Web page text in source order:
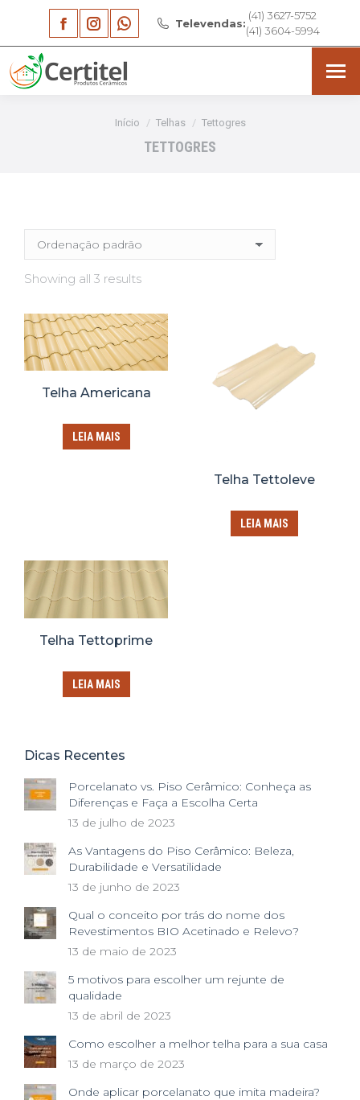
Facebook
page
opens
Instagram
page
opens
Whatsapp
page
new
Televendas:
(41) 3627-5752
(41) 3604-5994
Você está aqui:
Início Telhas Tettogres
TETTOGRES
Showing all 3 results
Telha Americana
LEIA MAIS
Telha Tettoleve
LEIA MAIS
Telha Tettoprime
LEIA MAIS
Dicas Recentes
Porcelanato vs. Piso Cerâmico: Conheça as
Diferenças e Faça a Escolha Certa
13 de julho de 2023
As Vantagens do Piso Cerâmico: Beleza,
Durabilidade e Versatilidade
13 de junho de 2023
Qual o conceito por trás do nome dos
Revestimentos BIO Acetinado e Relevo?
13 de maio de 2023
5 motivos para escolher um rejunte de
qualidade
13 de abril de 2023
Como escolher a melhor telha para a sua casa
13 de março de 2023
Onde aplicar porcelanato que imita madeira?